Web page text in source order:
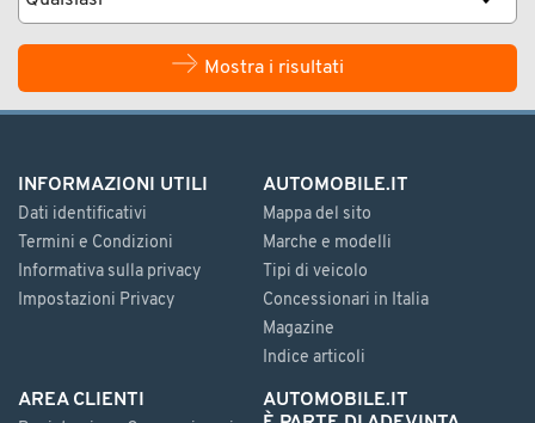
Mostra i risultati
INFORMAZIONI UTILI
Dati identificativi
Termini e Condizioni
Informativa sulla privacy
Impostazioni Privacy
AUTOMOBILE.IT
Mappa del sito
Marche e modelli
Tipi di veicolo
Concessionari in Italia
Magazine
Indice articoli
AREA CLIENTI
AUTOMOBILE.IT